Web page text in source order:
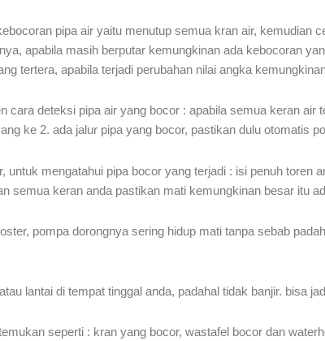
pipa air yaitu menutup semua kran air, kemudian
apabila masih berputar kemungkinan ada kebocoran
tertera, apabila terjadi perubahan nilai angka
cara deteksi pipa air yang bocor : apabila semua keran air
ke 2. ada jalur pipa yang bocor, pastikan dulu otomatis
untuk mengatahui pipa bocor yang terjadi : isi penuh toren
semua keran anda pastikan mati kemungkinan besar itu
pompa dorongnya sering hidup mati tanpa sebab
lantai di tempat tinggal anda, padahal tidak banjir. bisa
seperti : kran yang bocor, wastafel bocor dan